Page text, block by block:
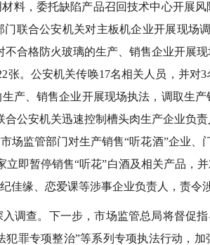
料，委托缺陷产品召回技术中心开展
联合公安机关对主板机企业开展现场
合格防火玻璃的生产、销售企业开展
。公安机关传唤17名相关人员，并对
产、销售企业开展现场执法，调取生
公安机关迅速控制槽头肉生产企业负
监管部门对生产销售“听花酒”企业、
即暂停销售“听花”白酒及相关产品，
缘、恋爱课等涉事企业负责人，责令
调查。下一步，市场监管总局将督促
罪专项整治”等系列专项执法行动，